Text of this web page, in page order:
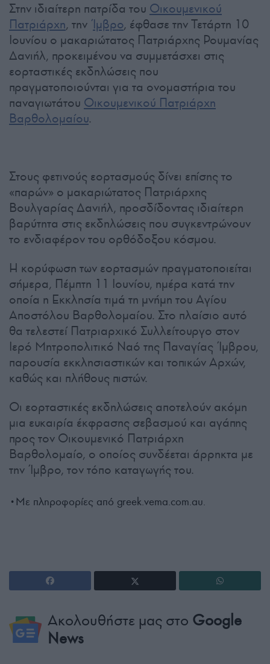
Στην ιδιαίτερη πατρίδα του Οικουμενικού
Πατριάρχη, τηνΊμβρο, έφθασε την Τετάρτη 10
Ιουνίου ο μακαριώτατος Πατριάρχης Ρουμανίας
Δανιήλ, προκειμένου να συμμετάσχει στις
εορταστικές εκδηλώσεις που
πραγματοποιούνται για τα ονομαστήρια του
παναγιωτάτου Οικουμενικού Πατριάρχη
Βαρθολομαίου.
Στους φετινούς εορτασμούς δίνει επίσης το
«παρών» ο μακαριώτατος Πατριάρχης
Βουλγαρίας Δανιήλ, προσδίδοντας ιδιαίτερη
βαρύτητα στις εκδηλώσεις που συγκεντρώνουν
το ενδιαφέρον του ορθόδοξου κόσμου.
Η κορύφωση των εορτασμών πραγματοποιείται
σήμερα, Πέμπτη 11 Ιουνίου, ημέρα κατά την
οποία η Εκκλησία τιμά τη μνήμη του Αγίου
Αποστόλου Βαρθολομαίου. Στο πλαίσιο αυτό
θα τελεστεί Πατριαρχικό Συλλείτουργο στον
Ιερό Μητροπολιτικό Ναό της Παναγίας Ίμβρου,
παρουσία εκκλησιαστικών και τοπικών Αρχών,
καθώς και πλήθους πιστών.
Οι εορταστικές εκδηλώσεις αποτελούν ακόμη
μια ευκαιρία έκφρασης σεβασμού και αγάπης
προς τον Οικουμενικό Πατριάρχη
Βαρθολομαίο, ο οποίος συνδέεται άρρηκτα με
την Ίμβρο, τον τόπο καταγωγής του.
•Με πληροφορίες από greek.vema.com.au.
Ακολουθήστε μας στο Google
News